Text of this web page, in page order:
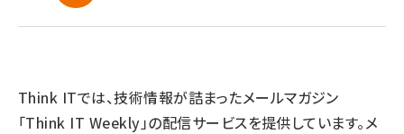
Think ITでは、技術情報が詰まったメールマガジン
「Think IT Weekly」の配信サービスを提供しています。メ